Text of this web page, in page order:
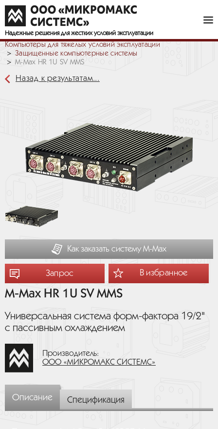
Надежные решения для жестких условий эксплуатации
Компьютеры для тяжелых условий эксплуатации
Защищенные компьютерные системы
M-Max HR 1U SV MMS
Назад к результатам...
Как заказать систему М-Мах
Запрос В избранное
M-Max HR 1U SV MMS
Универсальная система форм-фактора 19/2"
с пассивным охлаждением
Производитель:
ООО «МИКРОМАКС СИСТЕМС»
Описание Спецификация